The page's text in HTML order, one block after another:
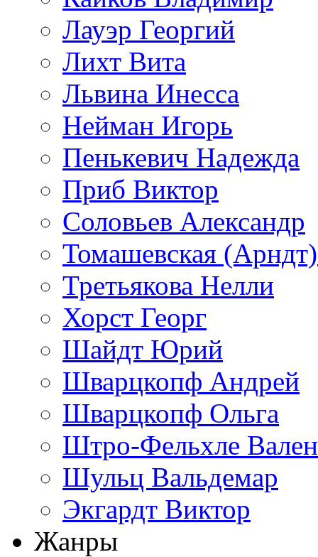
Лауэр Георгий
Лихт Вита
Львина Инесса
Нейман Игорь
Пенькевич Надежда
Приб Виктор
Соловьев Александр
Томашевская
Третьякова Нелли
Хорст Георг
Шайдт Юрий
Шварцкопф Андрей
Шварцкопф Ольга
Штро-Фельхле
Шульц Вальдемар
Экгардт Виктор
Жанры